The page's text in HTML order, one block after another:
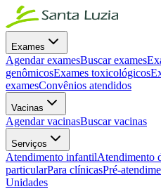
Exames
Agendar examesBuscar exames
genômicosExames toxicológicos
examesConvênios atendidos
Vacinas
Agendar vacinasBuscar vacinas
Serviços
Atendimento infantilAtendimento
particularPara clínicasPré-
Unidades